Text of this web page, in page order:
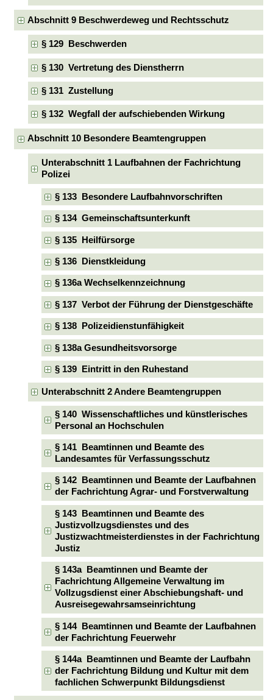
Abschnitt 9 Beschwerdeweg und Rechtsschutz
§ 129 Beschwerden
§ 130 Vertretung des Dienstherrn
§ 131 Zustellung
§ 132 Wegfall der aufschiebenden Wirkung
Abschnitt 10 Besondere Beamtengruppen
Unterabschnitt 1 Laufbahnen der Fachrichtung
Polizei
§ 133 Besondere Laufbahnvorschriften
§ 134 Gemeinschaftsunterkunft
§ 135 Heilfürsorge
§ 136 Dienstkleidung
§ 136a Wechselkennzeichnung
§ 137 Verbot der Führung der Dienstgeschäfte
§ 138 Polizeidienstunfähigkeit
§ 138a Gesundheitsvorsorge
§ 139 Eintritt in den Ruhestand
Unterabschnitt 2 Andere Beamtengruppen
§ 140 Wissenschaftliches und künstlerisches
Personal an Hochschulen
§ 141 Beamtinnen und Beamte des
Landesamtes für Verfassungsschutz
§ 142 Beamtinnen und Beamte der Laufbahnen
der Fachrichtung Agrar- und Forstverwaltung
§ 143 Beamtinnen und Beamte des
Justizvollzugsdienstes und des
Justizwachtmeisterdienstes in der Fachrichtung
Justiz
§ 143a Beamtinnen und Beamte der
Fachrichtung Allgemeine Verwaltung im
Vollzugsdienst einer Abschiebungshaft- und
Ausreisegewahrsamseinrichtung
§ 144 Beamtinnen und Beamte der Laufbahnen
der Fachrichtung Feuerwehr
§ 144a Beamtinnen und Beamte der Laufbahn
der Fachrichtung Bildung und Kultur mit dem
fachlichen Schwerpunkt Bildungsdienst